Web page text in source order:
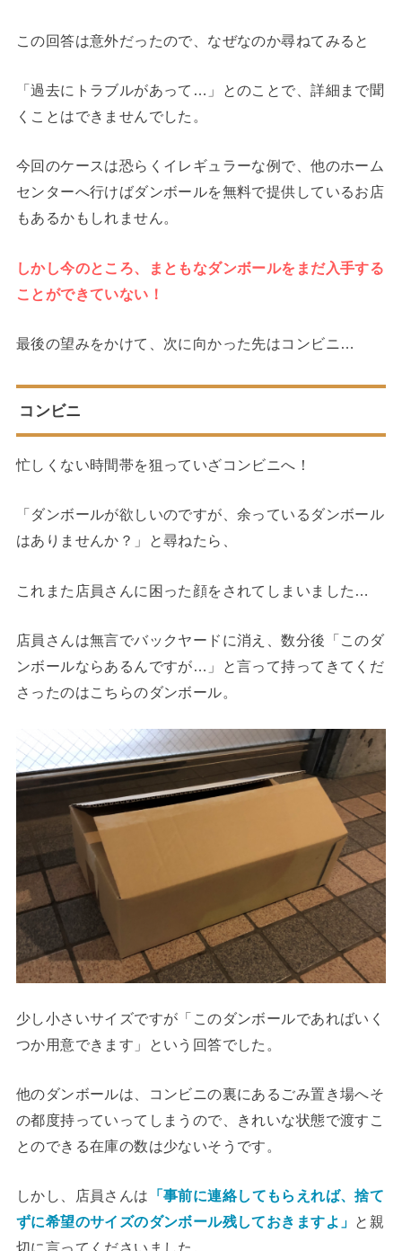
この回答は意外だったので、なぜなのか尋ねてみると
「過去にトラブルがあって…」とのことで、詳細まで聞
くことはできませんでした。
今回のケースは恐らくイレギュラーな例で、他のホーム
センターへ行けばダンボールを無料で提供しているお店
もあるかもしれません。
しかし今のところ、まともなダンボールをまだ入手する
ことができていない！
最後の望みをかけて、次に向かった先はコンビニ…
コンビニ
忙しくない時間帯を狙っていざコンビニへ！
「ダンボールが欲しいのですが、余っているダンボール
はありませんか？」と尋ねたら、
これまた店員さんに困った顔をされてしまいました…
店員さんは無言でバックヤードに消え、数分後「このダ
ンボールならあるんですが…」と言って持ってきてくだ
さったのはこちらのダンボール。
少し小さいサイズですが「このダンボールであればいく
つか用意できます」という回答でした。
他のダンボールは、コンビニの裏にあるごみ置き場へそ
の都度持っていってしまうので、きれいな状態で渡すこ
とのできる在庫の数は少ないそうです。
しかし、店員さんは 「事前に連絡してもらえれば、捨て
ずに希望のサイズのダンボール残しておきますよ」 と親